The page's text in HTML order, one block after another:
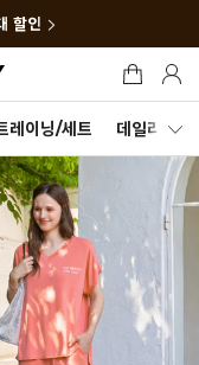
할인
레이닝/세트 데일리세트